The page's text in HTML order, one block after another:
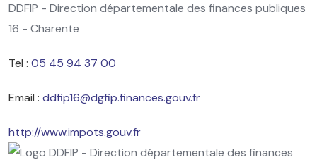
DDFIP - Direction départementale des finances publiques
16 - Charente
Tel : 05 45 94 37 00
Email : ddfip16@dgfip.finances.gouv.fr
http://www.impots.gouv.fr